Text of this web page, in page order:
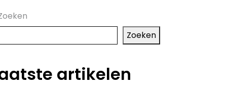
Zoeken
artikelen